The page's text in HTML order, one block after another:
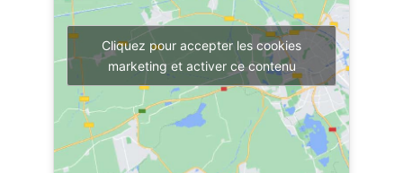
Cliquez pour accepter les cookies
marketing et activer ce contenu